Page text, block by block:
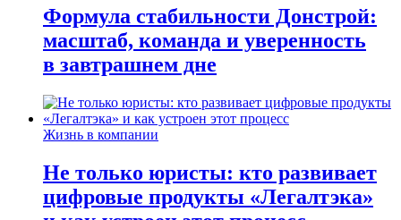
Формула стабильности Донстрой:
масштаб, команда и уверенность
в завтрашнем дне
Жизнь в компании
Не только юристы: кто развивает
цифровые продукты «Легалтэка»